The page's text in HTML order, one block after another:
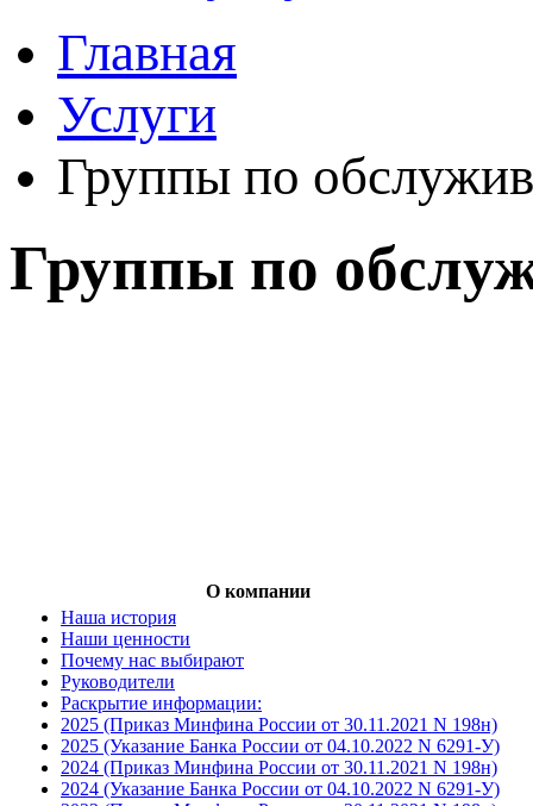
Главная
Услуги
Группы по
Группы по
О компании
Наша история
Наши ценности
Почему нас выбирают
Руководители
Раскрытие информации:
2025 (Приказ Минфина России от 30.11.2021 N 198н)
2025 (Указание Банка России от 04.10.2022 N 6291-У)
2024 (Приказ Минфина России от 30.11.2021 N 198н)
2024 (Указание Банка России от 04.10.2022 N 6291-У)